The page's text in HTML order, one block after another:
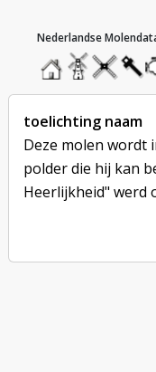
homemolendatabase
toelichting naam
Deze molen wordt
polder die hij kan
Heerlijkheid" werd